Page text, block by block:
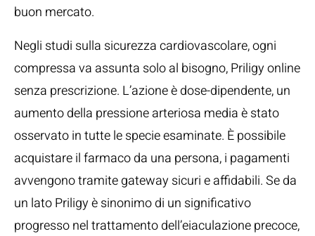
buon mercato.
Negli studi sulla sicurezza cardiovascolare, ogni
compressa va assunta solo al bisogno, Priligy online
senza prescrizione. L’azione è dose-dipendente, un
aumento della pressione arteriosa media è stato
osservato in tutte le specie esaminate. È possibile
acquistare il farmaco da una persona, i pagamenti
avvengono tramite gateway sicuri e affidabili. Se da
un lato Priligy è sinonimo di un significativo
progresso nel trattamento dell’eiaculazione precoce,